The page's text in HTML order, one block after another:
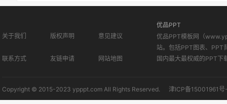
关于我们 版权声明 意见建议
联系方式 友链申请 网站地图
优品PPT
优品PPT模板网（
站。包括PPT图表、PPT
国内最大最权威的PPT下
Copyright © 2015-2023 ypppt.com All Rights Reserved. 津ICP备15001961号